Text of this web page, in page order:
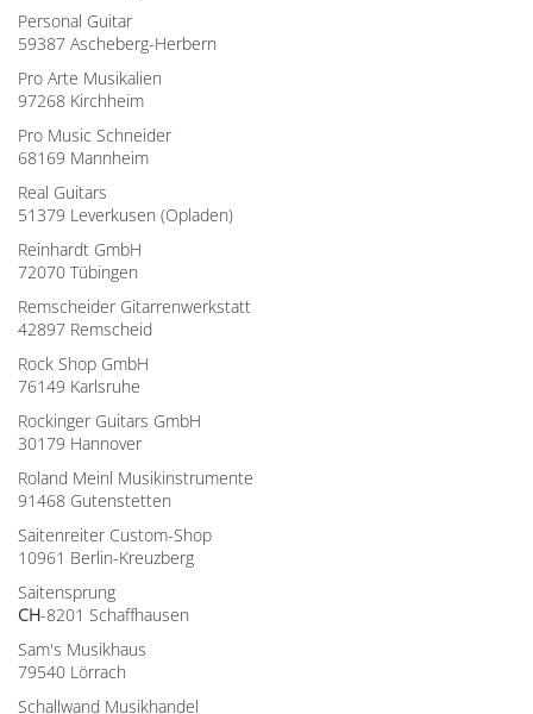
Personal Guitar
59387 Ascheberg-Herbern
Pro Arte Musikalien
97268 Kirchheim
Pro Music Schneider
68169 Mannheim
Real Guitars
51379 Leverkusen (Opladen)
Reinhardt GmbH
72070 Tübingen
Remscheider Gitarrenwerkstatt
42897 Remscheid
Rock Shop GmbH
76149 Karlsruhe
Rockinger Guitars GmbH
30179 Hannover
Roland Meinl Musikinstrumente
91468 Gutenstetten
Saitenreiter Custom-Shop
10961 Berlin-Kreuzberg
Saitensprung
CH-8201 Schaffhausen
Sam's Musikhaus
79540 Lörrach
Schallwand Musikhandel